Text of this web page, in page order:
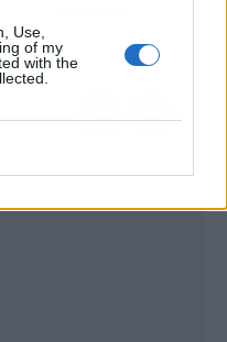
Use,
of my
with the